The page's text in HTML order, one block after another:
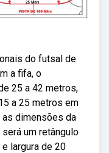
do futsal de
a fifa, o
25 a 42 metros,
a 25 metros em
as dimensões da
um retângulo
largura de 20